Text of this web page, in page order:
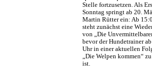
Stelle fortzusetzen. Als
Sonntag springt ab 20.
Martin Rütter ein: Ab
steht zunächst eine
von „Die
bevor der Hundetrainer
Uhr in einer aktuellen
„Die Welpen kommen“
ist.